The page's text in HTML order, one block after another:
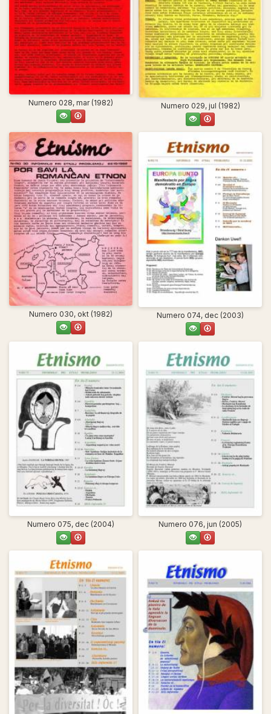
Numero 028, mar (1982) Numero 029, jul (1982)
Numero 030, okt (1982) Numero 074, dec (2003)
Numero 075, dec (2004) Numero 076, jun (2005)